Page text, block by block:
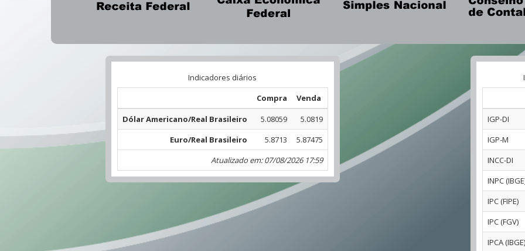
Indicadores diários
Compra
Venda
Dólar Americano/Real Brasileiro
5.08059
5.0819
Euro/Real Brasileiro
5.8713
5.87475
Atualizado em: 07/08/2026 17:59
IGP-DI
IGP-M
INCC-DI
INPC
IPC (FIPE)
IPC (FGV)
IPCA (IBGE)